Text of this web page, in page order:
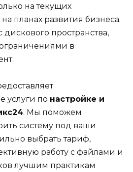
на текущих
планах развития бизнеса.
пространства,
в
услуги по настройке и
. Мы поможем
систему под ваши
выбрать тариф,
работу с файлами и
лучшим практикам